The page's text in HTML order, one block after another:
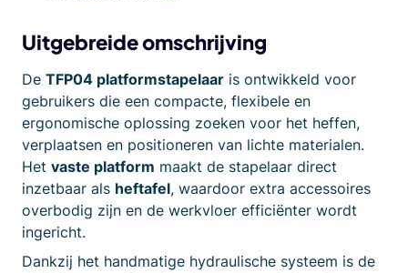
Uitgebreide omschrijving
De TFP04 platformstapelaar is ontwikkeld voor
gebruikers die een compacte, flexibele en
ergonomische oplossing zoeken voor het heffen,
verplaatsen en positioneren van lichte materialen.
Het vaste platform maakt de stapelaar direct
inzetbaar als heftafel, waardoor extra accessoires
overbodig zijn en de werkvloer efficiënter wordt
ingericht.
Dankzij het handmatige hydraulische systeem is de